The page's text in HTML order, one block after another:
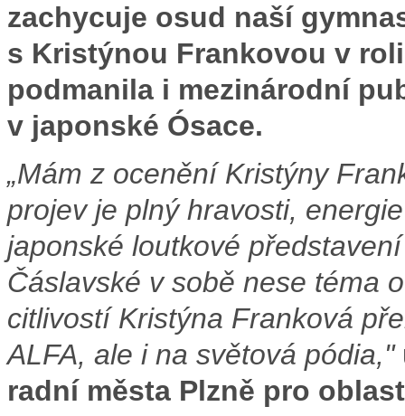
zachycuje osud naší
s Kristýnou Frankovou v
podmanila i mezinárodní
v japonské Ósace.
„Mám z ocenění Kristýny
projev je plný hravosti,
japonské loutkové
Čáslavské v sobě nese téma
citlivostí Kristýna Franková
ALFA, ale i na světová pódia,"
radní města Plzně pro